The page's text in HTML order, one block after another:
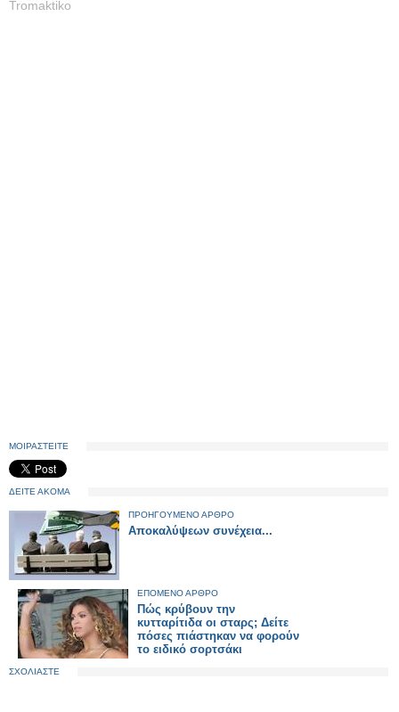
Tromaktiko
ΜΟΙΡΑΣΤΕΙΤΕ
ΔΕΙΤΕ ΑΚΟΜΑ
ΠΡΟΗΓΟΥΜΕΝΟ ΑΡΘΡΟ
Αποκαλύψεων συνέχεια...
ΕΠΟΜΕΝΟ ΑΡΘΡΟ
Πώς κρύβουν την
κυτταρίτιδα οι σταρς; Δείτε
πόσες πιάστηκαν να φορούν
το ειδικό σορτσάκι
ΣΧΟΛΙΑΣΤΕ